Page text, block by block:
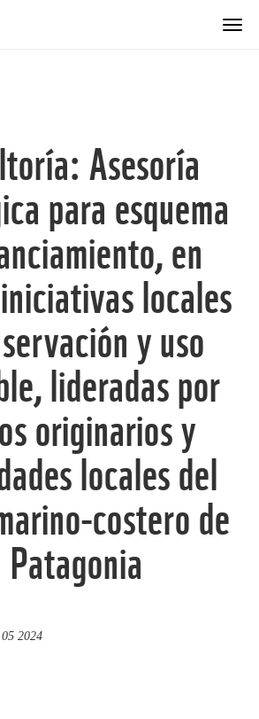
Asesoría
para esquema
en
locales
y uso
lideradas por
originarios y
locales del
costero de
05 2024